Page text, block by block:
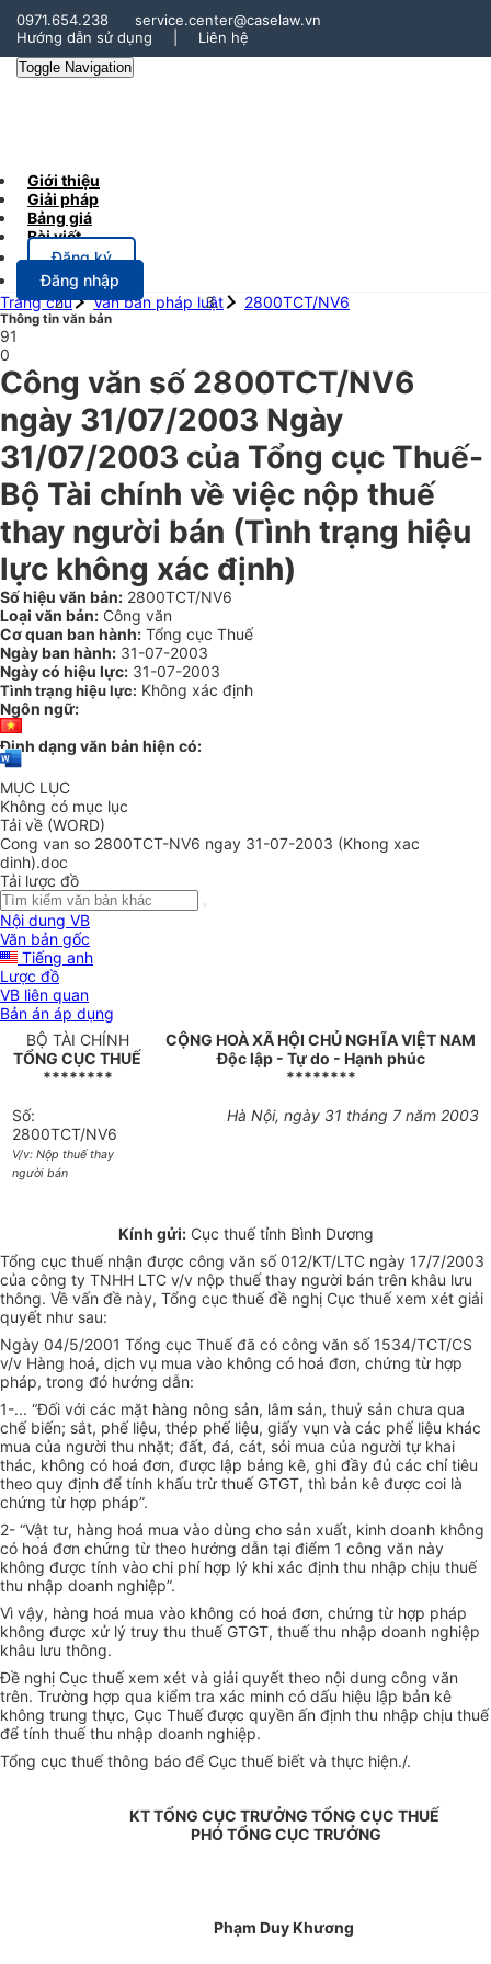
0971.654.238
service.center@caselaw.vn
Hướng dẫn sử dụng
Liên hệ
Toggle Navigation
Giới thiệu
Giải pháp
Bảng giá
Bài viết
Đăng ký
Đăng nhập
Trang chủ
Văn bản pháp luật 2800TCT/NV6
Thông tin văn bản
91
0
Công văn số 2800TCT/NV6
ngày 31/07/2003 Ngày
31/07/2003 của Tổng cục Thuế-
Bộ Tài chính về việc nộp thuế
thay người bán (Tình trạng hiệu
lực không xác định)
Số hiệu văn bản: 2800TCT/NV6
Loại văn bản: Công văn
Cơ quan ban hành: Tổng cục Thuế
Ngày ban hành: 31-07-2003
Ngày có hiệu lực: 31-07-2003
Tình trạng hiệu lực: Không xác định
Ngôn ngữ:
Định dạng văn bản hiện có:
MỤC LỤC
Không có mục lục
Tải về (WORD)
Cong van so 2800TCT-NV6 ngay 31-07-2003 (Khong xac
dinh).doc
Tải lược đồ
Nội dung VB
Văn bản gốc
Tiếng anh
Lược đồ
VB liên quan
Bản án áp dụng
BỘ TÀI CHÍNH
TỔNG CỤC THUẾ
********
CỘNG HOÀ XÃ HỘI CHỦ NGHĨA VIỆT NAM
Độc lập - Tự do - Hạnh phúc
********
Số:
2800TCT/NV6
V/v: Nộp thuế thay
người bán
Hà Nội, ngày 31 tháng 7 năm 2003
Kính gửi:Cục thuế tỉnh Bình Dương
Tổng cục thuế nhận được công văn số 012/KT/LTC ngày 17/7/2003
của công ty TNHH LTC v/v nộp thuế thay người bán trên khâu lưu
thông. Về vấn đề này, Tổng cục thuế đề nghị Cục thuế xem xét giải
quyết như sau:
Ngày 04/5/2001 Tổng cục Thuế đã có công văn số 1534/TCT/CS
v/v Hàng hoá, dịch vụ mua vào không có hoá đơn, chứng từ hợp
pháp, trong đó hướng dẫn:
1-... “Đối với các mặt hàng nông sản, lâm sản, thuỷ sản chưa qua
chế biến; sắt, phế liệu, thép phế liệu, giấy vụn và các phế liệu khác
mua của người thu nhặt; đất, đá, cát, sỏi mua của người tự khai
thác, không có hoá đơn, được lập bảng kê, ghi đầy đủ các chỉ tiêu
theo quy định để tính khấu trừ thuế GTGT, thì bản kê được coi là
chứng từ hợp pháp”.
2- “Vật tư, hàng hoá mua vào dùng cho sản xuất, kinh doanh không
có hoá đơn chứng từ theo hướng dẫn tại điểm 1 công văn này
không được tính vào chi phí hợp lý khi xác định thu nhập chịu thuế
thu nhập doanh nghiệp”.
Vì vậy, hàng hoá mua vào không có hoá đơn, chứng từ hợp pháp
không được xử lý truy thu thuế GTGT, thuế thu nhập doanh nghiệp
khâu lưu thông.
Đề nghị Cục thuế xem xét và giải quyết theo nội dung công văn
trên. Trường hợp qua kiểm tra xác minh có dấu hiệu lập bản kê
không trung thực, Cục Thuế được quyền ấn định thu nhập chịu thuế
để tính thuế thu nhập doanh nghiệp.
Tổng cục thuế thông báo để Cục thuế biết và thực hiện./.
KT TỔNG CỤC TRƯỞNG TỔNG CỤC THUẾ
PHÓ TỔNG CỤC TRƯỞNG
Phạm Duy Khương